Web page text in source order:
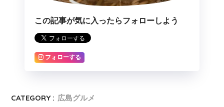
この記事が気に入ったらフォローしよう
フォローする
CATEGORY : 広島グルメ